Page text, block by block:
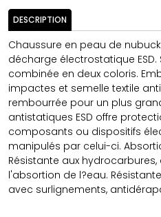
DESCRIPTION
Chaussure en peau de
décharge électrostatique ESD.
combinée en deux coloris.
impactes et semelle textile
rembourrée pour un plus
antistatiques ESD offre
composants ou dispositifs
manipulés par celui-ci.
Résistante aux
l'absortion de l?eau.
avec surlignements,